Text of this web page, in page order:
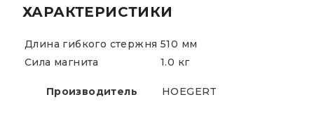
ХАРАКТЕРИСТИКИ
Длина гибкого стержня 510 мм
Сила магнита
1.0 кг
Производитель HOEGERT